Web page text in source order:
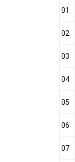
01
02
03
04
05
06
07